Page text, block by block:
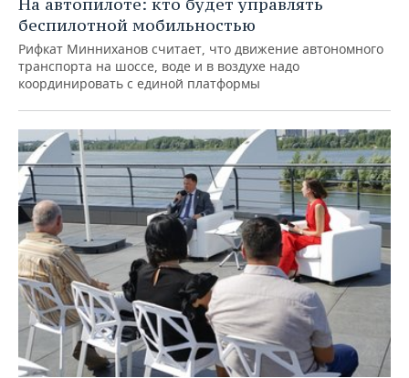
На автопилоте: кто будет управлять
беспилотной мобильностью
Рифкат Минниханов считает, что движение автономного
транспорта на шоссе, воде и в воздухе надо
координировать с единой платформы